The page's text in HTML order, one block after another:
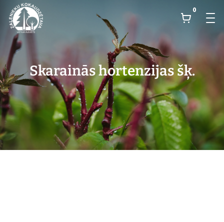
0
Skarainās hortenzijas šķ.